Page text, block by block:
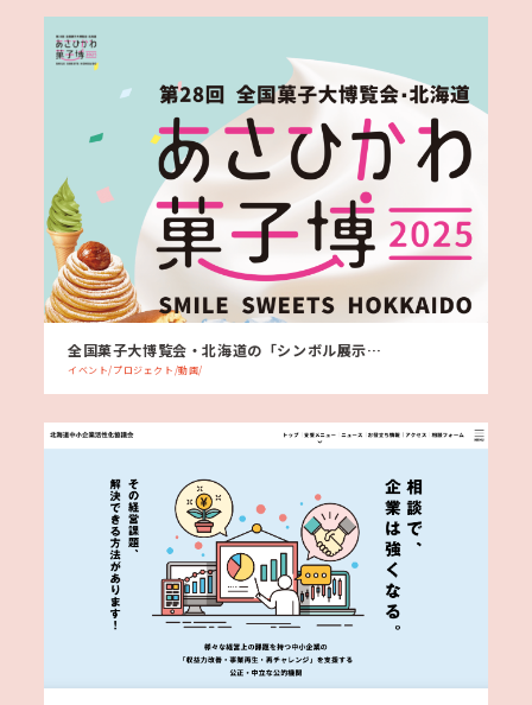
全国菓子大博覧会・北海道の「シンボル展示…
イベント/プロジェクト/動画/